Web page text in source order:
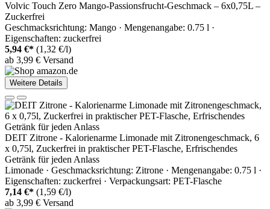
Volvic Touch Zero Mango-Passionsfrucht-Geschmack – 6x0,75L –
Zuckerfrei
Geschmacksrichtung: Mango · Mengenangabe: 0.75 l ·
Eigenschaften: zuckerfrei
5,94 €* (1,32 €/l)
ab 3,99 € Versand
Weitere Details
DEIT Zitrone - Kalorienarme Limonade mit Zitronengeschmack, 6
x 0,75l, Zuckerfrei in praktischer PET-Flasche, Erfrischendes
Getränk für jeden Anlass
Limonade · Geschmacksrichtung: Zitrone · Mengenangabe: 0.75 l ·
Eigenschaften: zuckerfrei · Verpackungsart: PET-Flasche
7,14 €* (1,59 €/l)
ab 3,99 € Versand